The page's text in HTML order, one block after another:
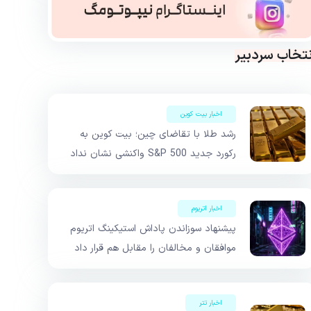
سردبیر
اخبار بیت کوین
رشد طلا با تقاضای چین؛ بیت کوین به
رکورد جدید S&P 500 واکنشی نشان نداد
اخبار اتریوم
پیشنهاد سوزاندن پاداش استیکینگ اتریوم
موافقان و مخالفان را مقابل هم قرار داد
اخبار تتر